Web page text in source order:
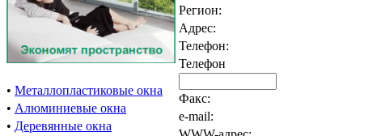
• Металлопластиковые окна
• Алюминиевые окна
• Деревянные окна
Регион:
Адрес:
Телефон:
Телефон
Факс:
e-mail: